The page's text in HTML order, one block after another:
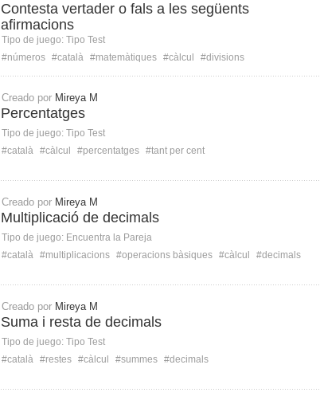
Contesta vertader o fals a les següents
afirmacions
Tipo de juego: Tipo Test
#números #català #matemàtiques #càlcul #divisions
Creado por Mireya M
Percentatges
Tipo de juego: Tipo Test
#català #càlcul #percentatges #tant per cent
Creado por Mireya M
Multiplicació de decimals
Tipo de juego: Encuentra la Pareja
#català #multiplicacions #operacions bàsiques #càlcul #decimals
Creado por Mireya M
Suma i resta de decimals
Tipo de juego: Tipo Test
#català #restes #càlcul #summes #decimals